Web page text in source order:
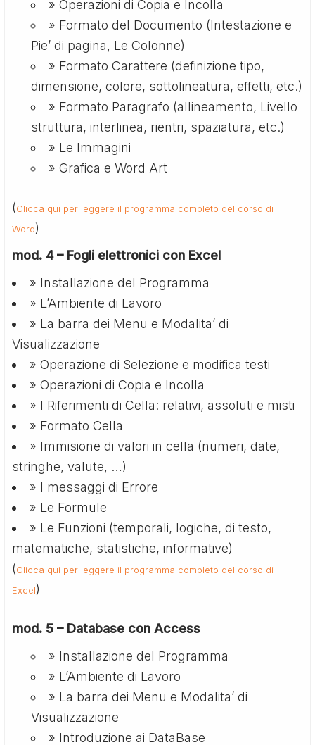
» Operazioni di Copia e Incolla
» Formato del Documento (Intestazione e
Pie’ di pagina, Le Colonne)
» Formato Carattere (definizione tipo,
dimensione, colore, sottolineatura, effetti, etc.)
» Formato Paragrafo (allineamento, Livello
struttura, interlinea, rientri, spaziatura, etc.)
» Le Immagini
» Grafica e Word Art
(Clicca qui per leggere il programma completo del corso di
Word)
mod. 4 – Fogli elettronici con Excel
» Installazione del Programma
» L’Ambiente di Lavoro
» La barra dei Menu e Modalita’ di
Visualizzazione
» Operazione di Selezione e modifica testi
» Operazioni di Copia e Incolla
» I Riferimenti di Cella: relativi, assoluti e misti
» Formato Cella
» Immisione di valori in cella (numeri, date,
stringhe, valute, …)
» I messaggi di Errore
» Le Formule
» Le Funzioni (temporali, logiche, di testo,
matematiche, statistiche, informative)
(Clicca qui per leggere il programma completo del corso di
Excel)
mod. 5 – Database con Access
» Installazione del Programma
» L’Ambiente di Lavoro
» La barra dei Menu e Modalita’ di
Visualizzazione
» Introduzione ai DataBase